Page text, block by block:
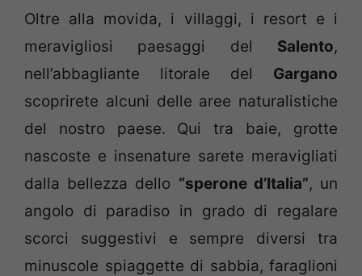
Oltre alla movida, i villaggi, i resort e i
meravigliosi paesaggi del Salento,
nell’abbagliante litorale del Gargano
scoprirete alcuni delle aree naturalistiche
del nostro paese. Qui tra baie, grotte
nascoste e insenature sarete meravigliati
dalla bellezza dello “sperone d’Italia”, un
angolo di paradiso in grado di regalare
scorci suggestivi e sempre diversi tra
minuscole spiaggette di sabbia, faraglioni